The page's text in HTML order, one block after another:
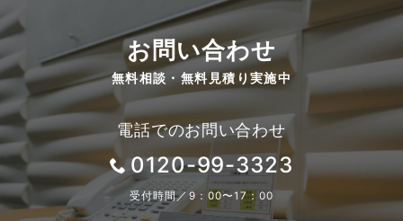
お問い合わせ
無料相談・無料見積り実施中
電話でのお問い合わせ
0120-99-3323
受付時間／9：00〜17：00